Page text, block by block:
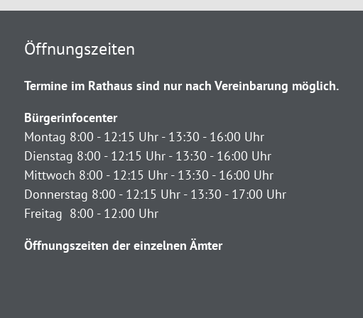
Öffnungszeiten
Termine im Rathaus sind nur nach Vereinbarung möglich.
Bürgerinfocenter
Montag 8:00 - 12:15 Uhr - 13:30 - 16:00 Uhr
Dienstag 8:00 - 12:15 Uhr - 13:30 - 16:00 Uhr
Mittwoch 8:00 - 12:15 Uhr - 13:30 - 16:00 Uhr
Donnerstag 8:00 - 12:15 Uhr - 13:30 - 17:00 Uhr
Freitag 8:00 - 12:00 Uhr
Öffnungszeiten der einzelnen Ämter